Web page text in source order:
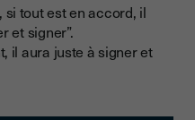
tout est en accord, il
et signer”.
il aura juste à signer et